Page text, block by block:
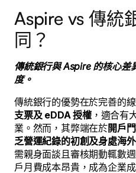
Aspire vs 傳統
同？
傳統銀行與 Aspire 的核心差
度。
傳統銀行的優勢在於完善的
支票及 eDDA 授權，適合有
業。然而，其弊端在於開戶
乏營運紀錄的初創及身處海
需親身面談且審核期動輒數
戶月費成本昂貴，成為企業